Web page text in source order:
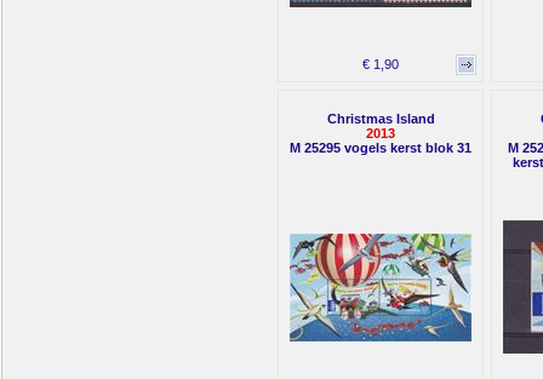
€ 1,90
Christmas Island
2013
M 25295 vogels kerst blok 31
M